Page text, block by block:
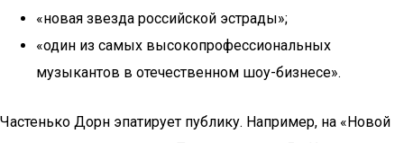
«новая звезда российской эстрады»;
«один из самых высокопрофессиональных
музыкантов в отечественном шоу-бизнесе».
Частенько Дорн эпатирует публику. Например, на «Новой